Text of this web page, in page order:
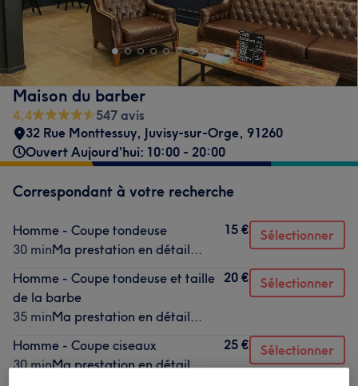
Maison du barber
4,4
547 avis
32 Rue Monttessuy, Juvisy-sur-Orge, 91260
Ouvert Aujourd'hui: 10:00 - 20:00
Correspondant à votre recherche
Homme - Coupe tondeuse
30 minMa prestation en détail...
15 € Sélectionner
Homme - Coupe tondeuse et taille
de la barbe
35 minMa prestation en détail...
20 € Sélectionner
Homme - Coupe ciseaux
30 minMa prestation en détail...
25 € Sélectionner